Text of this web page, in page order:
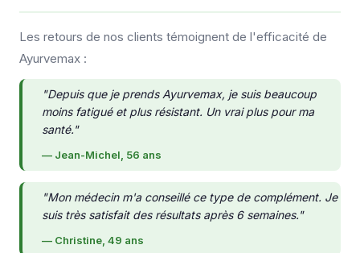
Les retours de nos clients témoignent de l'efficacité de
Ayurvemax :
"Depuis que je prends Ayurvemax, je suis beaucoup
moins fatigué et plus résistant. Un vrai plus pour ma
santé."
— Jean-Michel, 56 ans
"Mon médecin m'a conseillé ce type de complément. Je
suis très satisfait des résultats après 6 semaines."
— Christine, 49 ans